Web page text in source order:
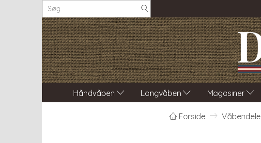
Håndvåben Langvåben Magasiner
Forside Våbendele